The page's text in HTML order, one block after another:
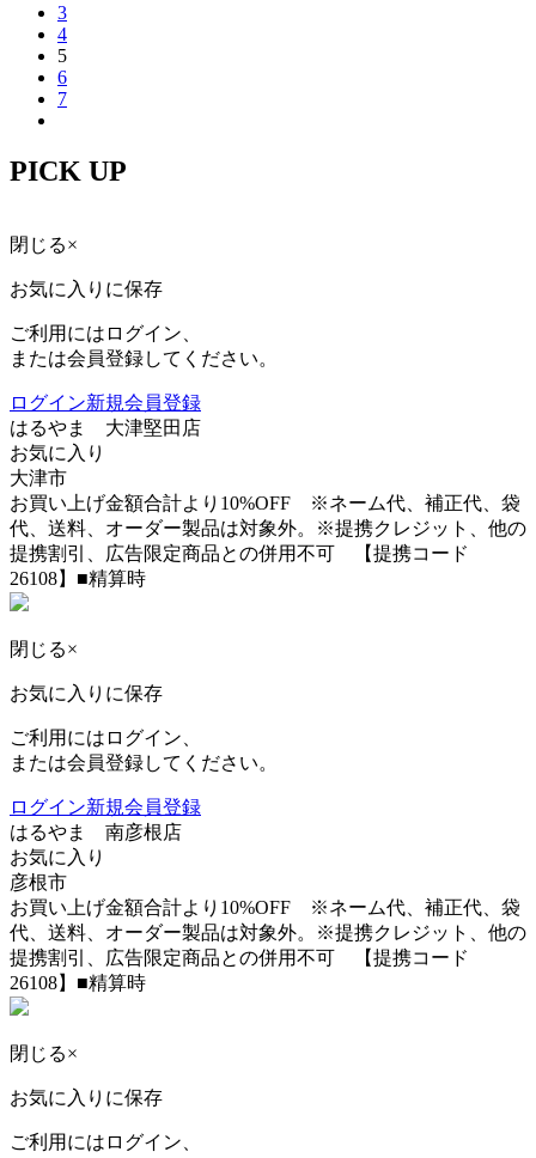
3
4
5
6
7
PICK UP
閉じる×
お気に入りに保存
ご利用にはログイン、
または会員登録してください。
ログイン新規会員登録
はるやま 大津堅田店
お気に入り
大津市
お買い上げ金額合計より10%OFF ※ネーム代、補正代、袋
代、送料、オーダー製品は対象外。※提携クレジット、他の
提携割引、広告限定商品との併用不可 【提携コード
26108】■精算時
閉じる×
お気に入りに保存
ご利用にはログイン、
または会員登録してください。
ログイン新規会員登録
はるやま 南彦根店
お気に入り
彦根市
お買い上げ金額合計より10%OFF ※ネーム代、補正代、袋
代、送料、オーダー製品は対象外。※提携クレジット、他の
提携割引、広告限定商品との併用不可 【提携コード
26108】■精算時
閉じる×
お気に入りに保存
ご利用にはログイン、